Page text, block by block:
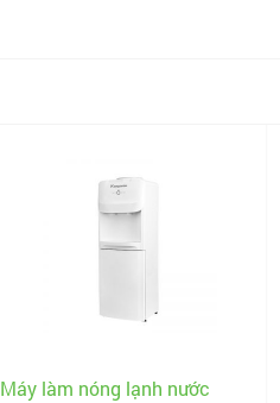
Máy làm nóng lạnh nước